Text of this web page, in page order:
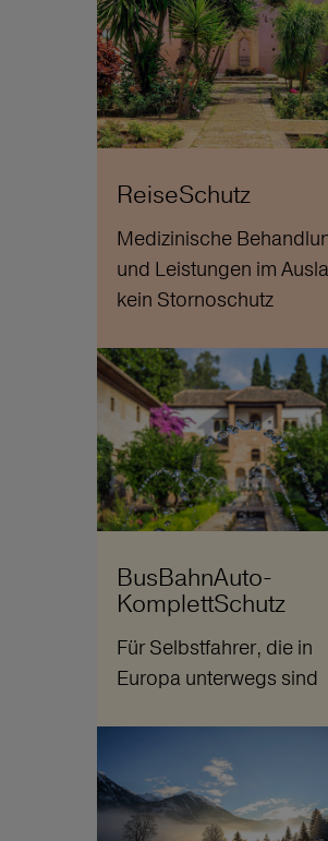
ReiseSchutz
Medizinische
und Leistungen im
kein Stornoschutz
BusBahnAuto-
KomplettSchutz
Für Selbstfahrer, die in
Europa unterwegs sind